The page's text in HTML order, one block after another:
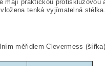
mají praktickou
tenká vyjímatelná stélka.
měřidlem Clevermess (šířka)